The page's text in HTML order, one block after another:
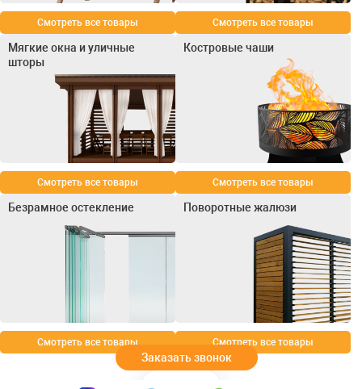
Смотреть все товары Смотреть все товары
Мягкие окна и уличные
шторы
Смотреть все товары
Костровые чаши
Смотреть все товары
Безрамное остекление
Смотреть все товары
Поворотные жалюзи
Смотреть все товары
Заказать звонок